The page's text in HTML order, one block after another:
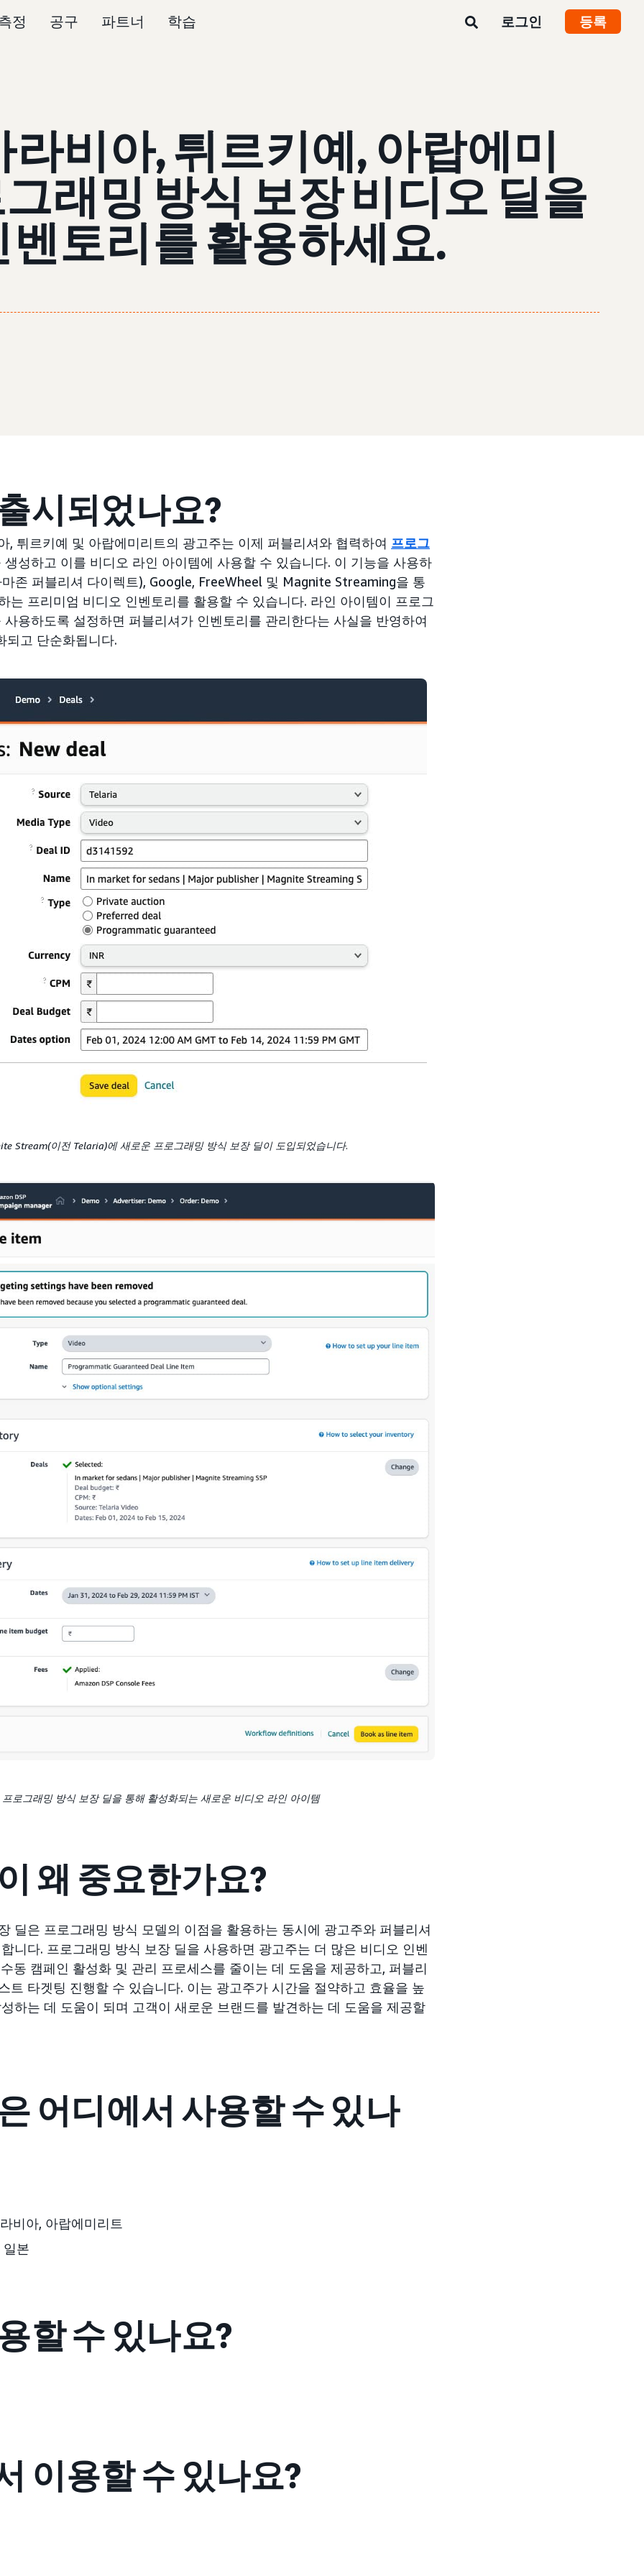
정 공구 파트너 학습 로그인 등록
비아, 튀르키예, 아랍에미
래밍 방식 보장 비디오 딜을
토리를 활용하세요.
시되었나요?
, 튀르키예 및 아랍에미리트의 광고주는 이제 퍼블리셔와 협력하여 프로그
성하고 이를 비디오 라인 아이템에 사용할 수 있습니다. 이 기능을 사용하
존 퍼블리셔 다이렉트), Google, FreeWheel 및 Magnite Streaming을 통
는 프리미엄 비디오 인벤토리를 활용할 수 있습니다. 라인 아이템이 프로그
용하도록 설정하면 퍼블리셔가 인벤토리를 관리한다는 사실을 반영하여
되고 단순화됩니다.
Stream(이전 Telaria)에 새로운 프로그래밍 방식 보장 딜이 도입되었습니다.
프로그래밍 방식 보장 딜을 통해 활성화되는 새로운 비디오 라인 아이템
왜 중요한가요?
딜은 프로그래밍 방식 모델의 이점을 활용하는 동시에 광고주와 퍼블리셔
니다. 프로그래밍 방식 보장 딜을 사용하면 광고주는 더 많은 비디오 인벤
동 캠페인 활성화 및 관리 프로세스를 줄이는 데 도움을 제공하고, 퍼블리
트 타겟팅 진행할 수 있습니다. 이는 광고주가 시간을 절약하고 효율을 높
하는 데 도움이 되며 고객이 새로운 브랜드를 발견하는 데 도움을 제공할
어디에서 사용할 수 있나
비아, 아랍에미리트
일본
할 수 있나요?
이용할 수 있나요?